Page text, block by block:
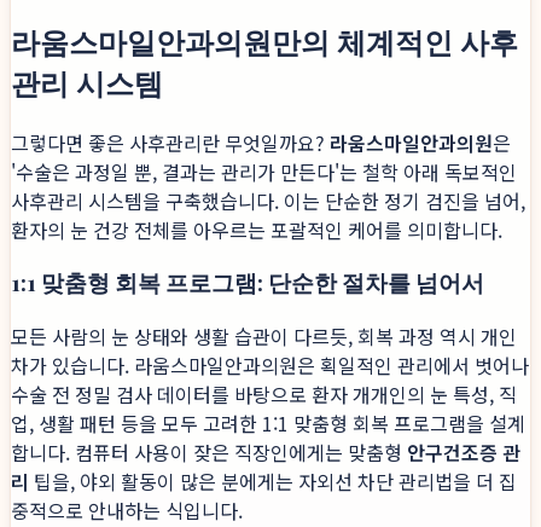
라움스마일안과의원만의 체계적인 사후
관리 시스템
그렇다면 좋은 사후관리란 무엇일까요? 라움스마일안과의원은
'수술은 과정일 뿐, 결과는 관리가 만든다'는 철학 아래 독보적인
사후관리 시스템을 구축했습니다. 이는 단순한 정기 검진을 넘어,
환자의 눈 건강 전체를 아우르는 포괄적인 케어를 의미합니다.
1:1 맞춤형 회복 프로그램: 단순한 절차를 넘어서
모든 사람의 눈 상태와 생활 습관이 다르듯, 회복 과정 역시 개인
차가 있습니다. 라움스마일안과의원은 획일적인 관리에서 벗어나
수술 전 정밀 검사 데이터를 바탕으로 환자 개개인의 눈 특성, 직
업, 생활 패턴 등을 모두 고려한 1:1 맞춤형 회복 프로그램을 설계
합니다. 컴퓨터 사용이 잦은 직장인에게는 맞춤형 안구건조증 관
리 팁을, 야외 활동이 많은 분에게는 자외선 차단 관리법을 더 집
중적으로 안내하는 식입니다.